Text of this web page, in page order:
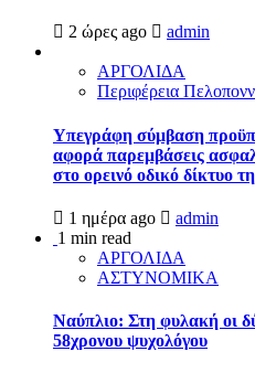
2 ώρες ago admin
ΑΡΓΟΛΙΔΑ
Περιφέρεια
Υπεγράφη σύμβαση
αφορά παρεμβάσεις
στο ορεινό οδικό δίκτυο
1 ημέρα ago
admin
1 min read
ΑΡΓΟΛΙΔΑ
ΑΣΤΥΝΟΜΙΚΑ
Ναύπλιο: Στη φυλακή οι
58χρονου ψυχολόγου